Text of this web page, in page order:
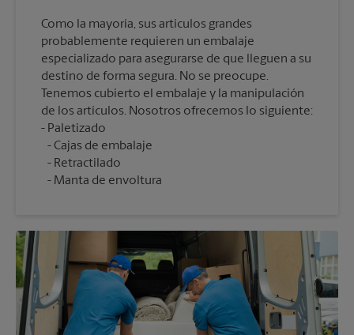
Como la mayoría, sus artículos grandes
probablemente requieren un embalaje
especializado para asegurarse de que lleguen a su
destino de forma segura. No se preocupe.
Tenemos cubierto el embalaje y la manipulación
de los artículos. Nosotros ofrecemos lo siguiente:
Cajas de embalaje
Retractilado
Manta de envoltura